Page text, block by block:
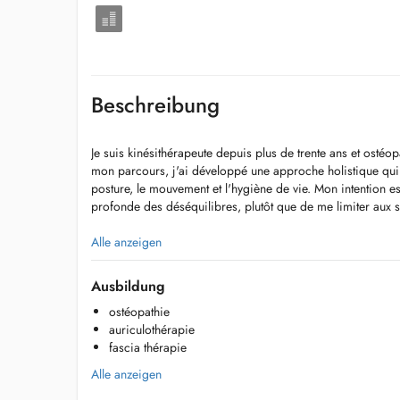
Beschreibung
Je suis kinésithérapeute depuis plus de trente ans et
mon parcours, j'ai développé une approche holistique
posture, le mouvement et l'hygiène de vie. Mon intention
profonde des déséquilibres, plutôt que de me limiter aux
Dans mes séances, je m'appuie sur mon expérience en
auriculothérapie et sur les connaissances acquises lors
Heilpraktiker. Je m'inspire également du yoga, qui m'aide
doux, plus conscients et adaptés au rythme de chacun.
posture, à la respiration et à la mobilité globale du corps.
J'accompagne mes patients à devenir acteurs de leur
mieux comprendre leur corps, reconnaître leurs tensions,
un équilibre durable. Chaque personne est unique, et
Alle anzeigen
Ausbildung
ostéopathie
auriculothérapie
fascia thérapie
Alle anzeigen